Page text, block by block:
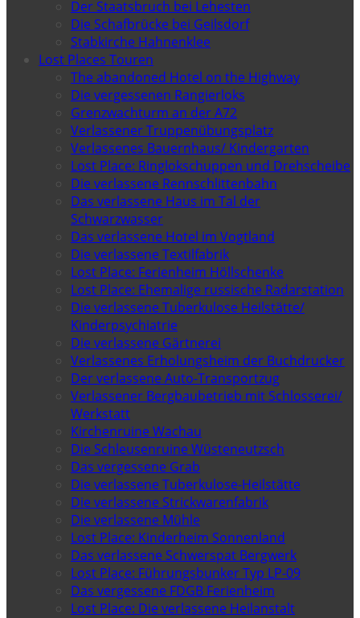
Der Staatsbruch bei Lehesten
Die Schafbrücke bei Geilsdorf
Stabkirche Hahnenklee
Lost Places Touren
The abandoned Hotel on the Highway
Die vergessenen Rangierloks
Grenzwachturm an der A72
Verlassener Truppenübungsplatz
Verlassenes Bauernhaus/ Kindergarten
Lost Place: Ringlokschuppen und Drehscheibe
Die verlassene Rennschlittenbahn
Das verlassene Haus im Tal der
Schwarzwasser
Das verlassene Hotel im Vogtland
Die verlassene Textilfabrik
Lost Place: Ferienheim Höllschenke
Lost Place: Ehemalige russische Radarstation
Die verlassene Tuberkulose Heilstätte/
Kinderpsychiatrie
Die verlassene Gärtnerei
Verlassenes Erholungsheim der Buchdrucker
Der verlassene Auto-Transportzug
Verlassener Bergbaubetrieb mit Schlosserei/
Werkstatt
Kirchenruine Wachau
Die Schleusenruine Wüsteneutzsch
Das vergessene Grab
Die verlassene Tuberkulose-Heilstätte
Die verlassene Strickwarenfabrik
Die verlassene Mühle
Lost Place: Kinderheim Sonnenland
Das verlassene Schwerspat Bergwerk
Lost Place: Führungsbunker Typ LP-09
Das vergessene FDGB Ferienheim
Lost Place: Die verlassene Heilanstalt